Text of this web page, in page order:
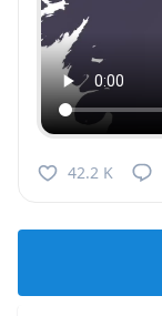
42.2 K